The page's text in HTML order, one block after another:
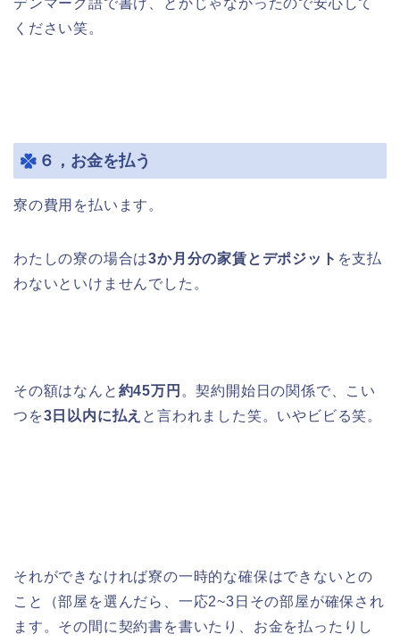
デンマーク語で書け、とかじゃなかったので安心して
ください笑。
６，お金を払う
寮の費用を払います。
わたしの寮の場合は3か月分の家賃とデポジット を支払
わないといけませんでした。
その額はなんと 約45万円 。契約開始日の関係で、こい
つを3日以内に払え と言われました笑。いやビビる笑。
それができなければ寮の一時的な確保はできないとの
こと（部屋を選んだら、一応2~3日その部屋が確保され
ます。その間に契約書を書いたり、お金を払ったりし